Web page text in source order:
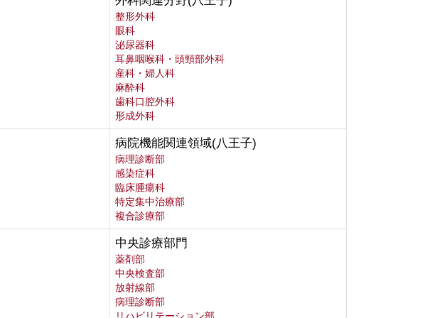
整形外科
眼科
泌尿器科
耳鼻咽喉科・頭頸部外科
産科・婦人科
麻酔科
歯科口腔外科
形成外科
病院機能関連領域(八王子)
病理診断部
感染症科
臨床腫瘍科
特定集中治療部
複合診療部
中央診療部門
薬剤部
中央検査部
放射線部
病理診断部